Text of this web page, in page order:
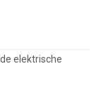
elektrische